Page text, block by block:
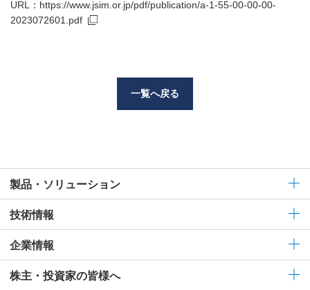
URL：https://www.jsim.or.jp/pdf/publication/a-1-55-00-00-00-
2023072601.pdf
一覧へ戻る
製品・ソリューション
技術情報
企業情報
株主・投資家の皆様へ